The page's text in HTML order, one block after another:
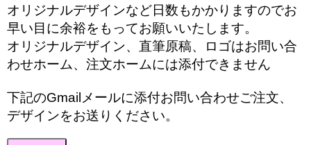
オリジナルデザインなど日数もかかりますのでお
早い目に余裕をもってお願いいたします。
オリジナルデザイン、直筆原稿、ロゴはお問い合
わせホーム、注文ホームには添付できません
下記のGmailメールに添付お問い合わせご注文、
デザインをお送りください。